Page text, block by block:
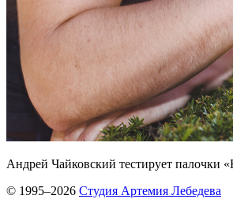
Андрей Чайковский тестирует палочки
© 1995–2026 Студия Артемия Лебедева